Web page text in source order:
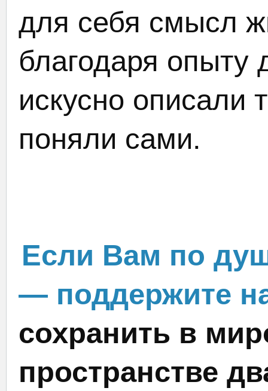
для себя смысл
благодаря опыту
искусно описали
поняли сами.
Если Вам по
— поддержите
сохранить в
пространстве